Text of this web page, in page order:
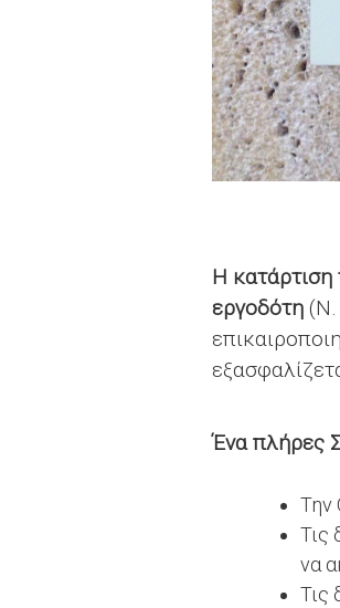
Η κατάρτιση
εργοδότη (Ν.
Ένα πλήρες
Την
Τις
να
Τις